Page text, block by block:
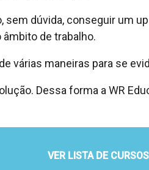
dúvida, conseguir um
de trabalho.
várias maneiras para se
Dessa forma a WR
VER LISTA DE CURSOS